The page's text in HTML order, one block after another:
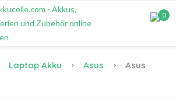
0
Laptop Akku Asus
Asus